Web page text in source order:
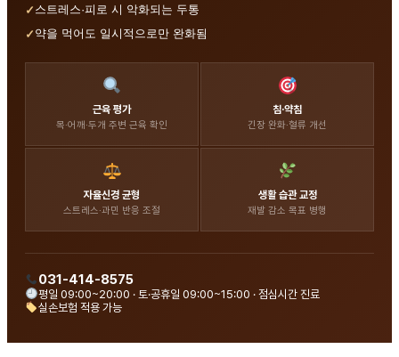
스트레스·피로 시 악화되는 두통
약을 먹어도 일시적으로만 완화됨
근육 평가
목·어깨·두개 주변 근육 확인
침·약침
긴장 완화·혈류 개선
자율신경 균형
스트레스·과민 반응 조절
생활 습관 교정
재발 감소 목표 병행
031-414-8575
평일 09:00~20:00 · 토·공휴일 09:00~15:00 · 점심시간 진료
실손보험 적용 가능